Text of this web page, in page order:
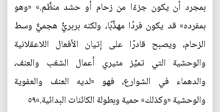
بمجرد أن يكون جزءًا من زحام أو حشد منظَّم.» «وهو
بمفرده» قد يكون فردًا مهذَّبًا، ولكنه بربريٌّ هجميٌّ وسط
الزحام، ويصبح قادرًا على إتيان الأفعال اللاعقلانية
والوحشية التي تميِّز مثيري أعمال الشغب والعنف،
والدهماء في الشوارع، فهو «لديه العنف والعفوية
والوحشية «وكذلك» حمية وبطولة الكائنات البدائية.»٥٩